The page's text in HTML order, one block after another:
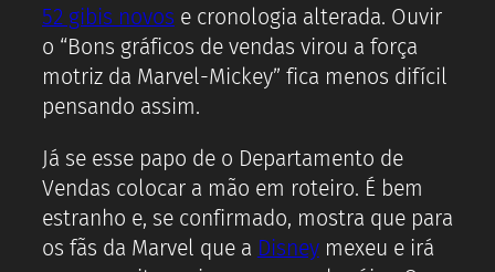
52 gibis novos e cronologia alterada. Ouvir
o “Bons gráficos de vendas virou a força
motriz da Marvel-Mickey” fica menos difícil
pensando assim.
Já se esse papo de o Departamento de
Vendas colocar a mão em roteiro. É bem
estranho e, se confirmado, mostra que para
os fãs da Marvel que a Disneymexeu e irá